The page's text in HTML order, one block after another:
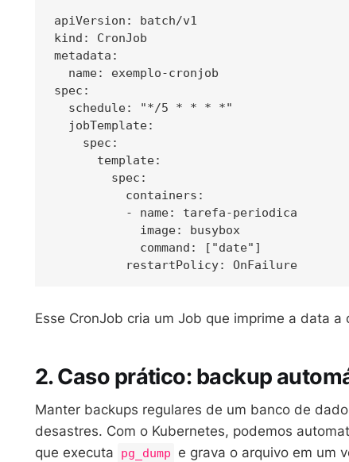
apiVersion: batch/v1
kind: CronJob
metadata:
  name: exemplo-cronjob
spec:
  schedule: "*/5 * * * *"
  jobTemplate:
    spec:
      template:
        spec:
          containers:
          - name: tarefa-periodica
            image: busybox
            command: ["date"]
Esse CronJob cria um Job que imprime a data a
2. Caso prático: backup
Manter backups regulares de um banco de
desastres. Com o Kubernetes, podemos
que executa
pg_dump e grava o arquivo em um